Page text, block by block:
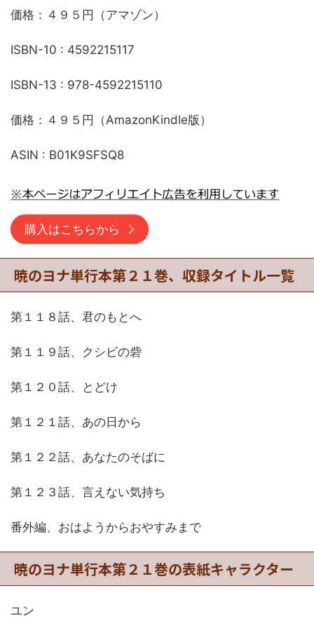
価格：４９５円（アマゾン）
ISBN-10 : 4592215117
ISBN-13 : 978-4592215110
価格：４９５円（AmazonKindle版）
ASIN : B01K9SFSQ8
購入はこちらから
暁のヨナ単行本第２１巻、収録タイトル一覧
第１１８話、君のもとへ
第１１９話、クシビの砦
第１２０話、とどけ
第１２１話、あの日から
第１２２話、あなたのそばに
第１２３話、言えない気持ち
番外編、おはようからおやすみまで
暁のヨナ単行本第２１巻の表紙キャラクター
ユン